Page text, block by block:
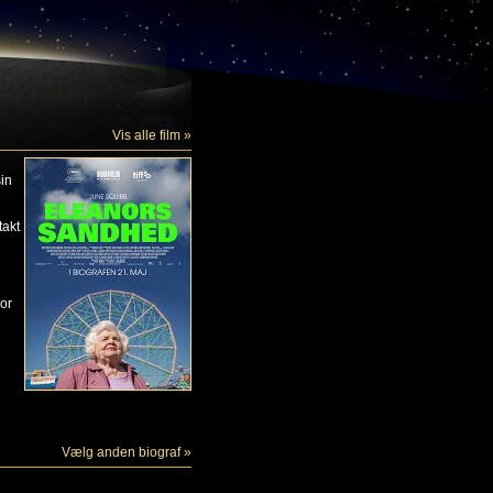
Vis alle film »
Vælg anden biograf »